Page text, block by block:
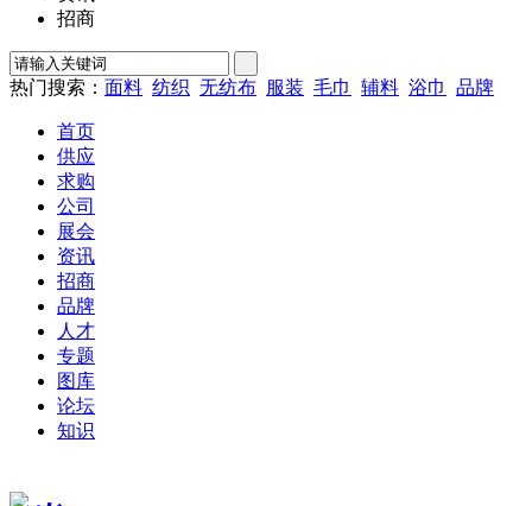
招商
热门搜索： 面料 纺织 无纺布 服装 毛巾 辅料 浴巾 品牌
首页
供应
求购
公司
展会
资讯
招商
品牌
人才
专题
图库
论坛
知识